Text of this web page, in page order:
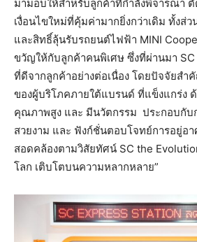
มามอบให้สำหรับลูกค้าที่กำลังพิจารณา
เงื่อนไขใหม่ที่คุ้มค่ามากยิ่งกว่าเดิม ทั้งส่
และสิทธิ์ลุ้นรับรถยนต์ไฟฟ้า MINI
ขวัญให้กับลูกค้าคนพิเศษ ซึ่งที่ผ่านมา SC
ที่ดีจากลูกค้าอย่างต่อเนื่อง โดยปัจจัยสำ
ของผู้บริโภคภายใต้แบรนด์ ที่แข็งแกร่ง
คุณภาพสูง และ มีนวัตกรรม ประกอบกับ
สวยงาม และ ฟังก์ชั่นตอบโจทย์การอยู่อา
สอดคล้องตามวิสัยทัศน์ SC the
โลก เติบโตบนความหลากหลาย”